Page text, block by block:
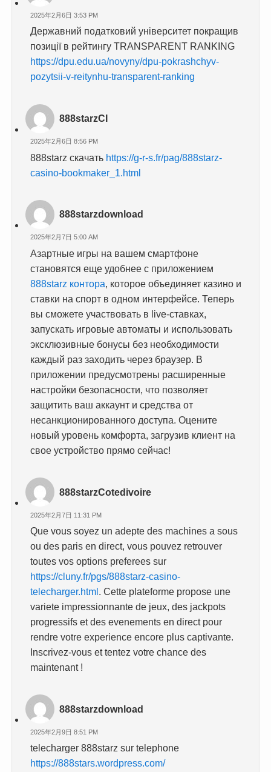
2025年2月6日 3:53 PM
Державний податковий університет покращив
позиції в рейтингу TRANSPARENT RANKING
https://dpu.edu.ua/novyny/dpu-pokrashchyv-
pozytsii-v-reitynhu-transparent-ranking
888starzCI
2025年2月6日 8:56 PM
888starz скачать https://g-r-s.fr/pag/888starz-
casino-bookmaker_1.html
888starzdownload
2025年2月7日 5:00 AM
Азартные игры на вашем смартфоне
становятся еще удобнее с приложением
888starz контора, которое объединяет казино и
ставки на спорт в одном интерфейсе. Теперь
вы сможете участвовать в live-ставках,
запускать игровые автоматы и использовать
эксклюзивные бонусы без необходимости
каждый раз заходить через браузер. В
приложении предусмотрены расширенные
настройки безопасности, что позволяет
защитить ваш аккаунт и средства от
несанкционированного доступа. Оцените
новый уровень комфорта, загрузив клиент на
свое устройство прямо сейчас!
888starzCotedivoire
2025年2月7日 11:31 PM
Que vous soyez un adepte des machines a sous
ou des paris en direct, vous pouvez retrouver
toutes vos options preferees sur
https://cluny.fr/pgs/888starz-casino-
telecharger.html. Cette plateforme propose une
variete impressionnante de jeux, des jackpots
progressifs et des evenements en direct pour
rendre votre experience encore plus captivante.
Inscrivez-vous et tentez votre chance des
maintenant !
888starzdownload
2025年2月9日 8:51 PM
telecharger 888starz sur telephone
https://888stars.wordpress.com/